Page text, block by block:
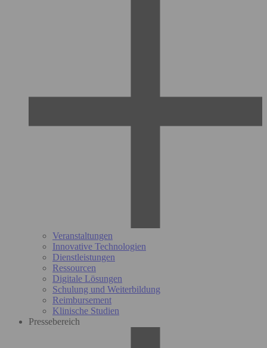
Veranstaltungen
Innovative Technologien
Dienstleistungen
Ressourcen
Digitale Lösungen
Schulung und Weiterbildung
Reimbursement
Klinische Studien
Pressebereich